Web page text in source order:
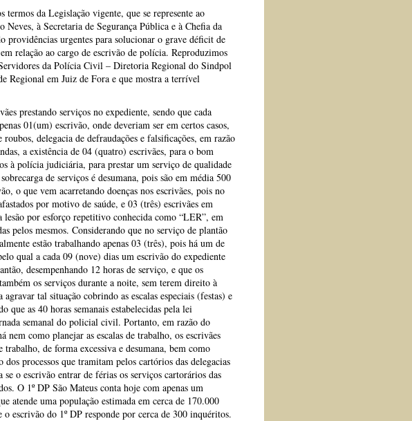
da Legislação vigente, que se represente ao
à Secretaria de Segurança Pública e à Chefia da
urgentes para solucionar o grave déficit de
relação ao cargo de escrivão de polícia. Reproduzimos
da Polícia Civil – Diretoria Regional do Sindpol
Regional em Juiz de Fora e que mostra a terrível
prestando serviços no expediente, sendo que cada
01(um) escrivão, onde deveriam ser em certos casos,
delegacia de defraudações e falsificações, em razão
a existência de 04 (quatro) escrivães, para o bom
à polícia judiciária, para prestar um serviço de qualidade
de serviços é desumana, pois são em média 500
o que vem acarretando doenças nos escrivães, pois no
por motivo de saúde, e 03 (três) escrivães em
por esforço repetitivo conhecida como “LER”, em
pelos mesmos. Considerando que no serviço de plantão
estão trabalhando apenas 03 (três), pois há um de
qual a cada 09 (nove) dias um escrivão do expediente
desempenhando 12 horas de serviço, e que os
os serviços durante a noite, sem terem direito à
tal situação cobrindo as escalas especiais (festas) e
que as 40 horas semanais estabelecidas pela lei
semanal do policial civil. Portanto, em razão do
nem como planejar as escalas de trabalho, os escrivães
trabalho, de forma excessiva e desumana, bem como
processos que tramitam pelos cartórios das delegacias
se o escrivão entrar de férias os serviços cartorários das
O 1º DP São Mateus conta hoje com apenas um
atende uma população estimada em cerca de 170.000
escrivão do 1º DP responde por cerca de 300 inquéritos.